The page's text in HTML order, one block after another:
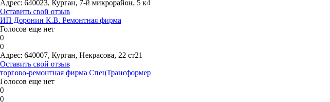
Адрес: 640023, Курган, 7-й микрорайон, 5 к4
Оставить свой отзыв
ИП Доронин К.В. Ремонтная фирма
Голосов еще нет
0
0
Адрес: 640007, Курган, Некрасова, 22 ст21
Оставить свой отзыв
торгово-ремонтная фирма СпецТрансформер
Голосов еще нет
0
0